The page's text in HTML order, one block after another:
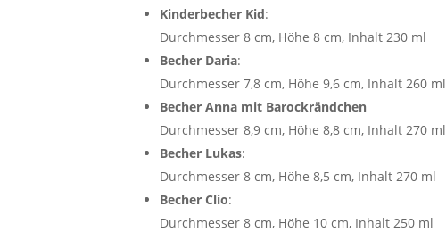
Kinderbecher Kid:
Durchmesser 8 cm, Höhe 8 cm, Inhalt 230 ml
Becher Daria:
Durchmesser 7,8 cm, Höhe 9,6 cm, Inhalt 260 ml
Becher Anna mit Barockrändchen
Durchmesser 8,9 cm, Höhe 8,8 cm, Inhalt 270 ml
Becher Lukas:
Durchmesser 8 cm, Höhe 8,5 cm, Inhalt 270 ml
Becher Clio:
Durchmesser 8 cm, Höhe 10 cm, Inhalt 250 ml